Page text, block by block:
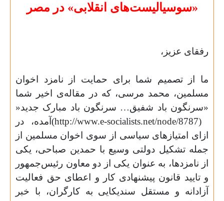
«سوسیالیست‌های انقلابی» در مصر
رفقای عزیز،
ما از تصمیم شما برای حمایت از نامزد اخوان
مسلمین، محمد مرسی، که در مقاله‌ی اخیر شما
«سرنگون‌ باد شفیق… سرنگون باد مبارک جدید»
(http://www.e-socialists.net/node/8787)آمده، در
ازای امتیازهای سیاسی از سوی اخوان مسلمین از
جمله تشکیل دولتی وسیع با حمدین صباحی، یکی
از نامزدها، به عنوان یکی از دو معاون رئیس‌جمهور
و تایید قانون پیشنهادی کار و اعطای حق فعالیت
آزادانه و مستقل سندیکایی به کارگران، با خبر